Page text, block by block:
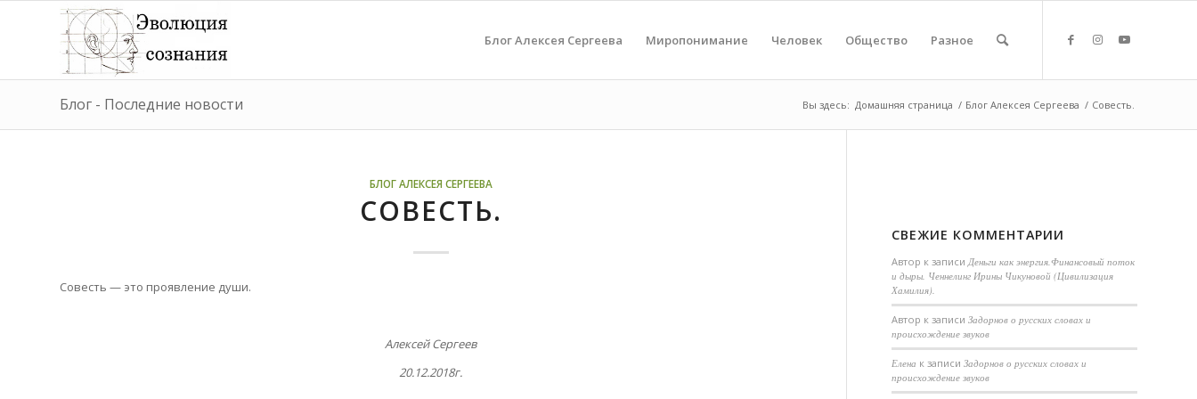
Блог Алексея Сергеева Миропонимание Человек Общество Разное
Блог - Последние новости Вы здесь: Домашняя страница / Блог Алексея Сергеева / Совесть.
БЛОГ АЛЕКСЕЯ СЕРГЕЕВА
СОВЕСТЬ.
Совесть — это проявление души.
Алексей Сергеев
20.12.2018г.
СВЕЖИЕ КОММЕНТАРИИ
Автор к записиДеньги как энергия.Финансовый поток
и дыры. Ченнелинг Ирины Чикуновой (Цивилизация
Хамилия).
Aвтор к записиЗадорнов о русских словах и
происхождение звуков
Елена к записиЗадорнов о русских словах и
происхождение звуков